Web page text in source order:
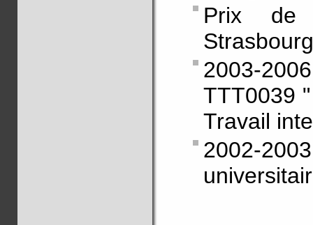
Prix de
Strasbourg
2003-
TTT0039
Travail
2002-